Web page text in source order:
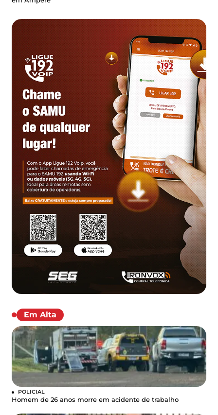
Em Alta
POLICIAL
Homem de 26 anos morre em acidente de trabalho